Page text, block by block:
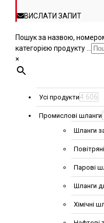
ВИСЛАТИ ЗАПИТ
Пошук за назвою,
категорією продукту ...
×
Усі продукти4 606
Промислові шланги
Шланги
Парові
Шланги
Хімічні